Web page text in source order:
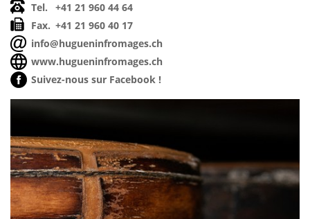
Tel.
+41 21 960 44 64
Fax. +41 21 960 40 17
info@hugueninfromages.ch
www.hugueninfromages.ch
Suivez-nous sur Facebook !